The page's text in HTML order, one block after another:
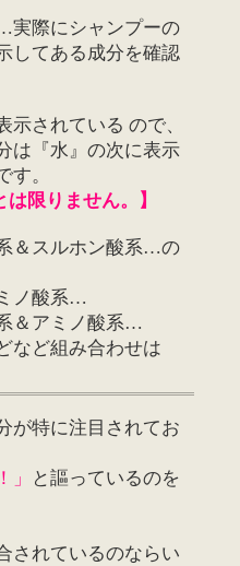
実際にシャンプーの
してある成分を確認
されている ので、
は『水』の次に表示
す。
は限りません。】
＆スルホン酸系…の
酸系…
ミノ酸系…
合わせは
が特に注目されてお
」
と謳っているのを
されているのならい